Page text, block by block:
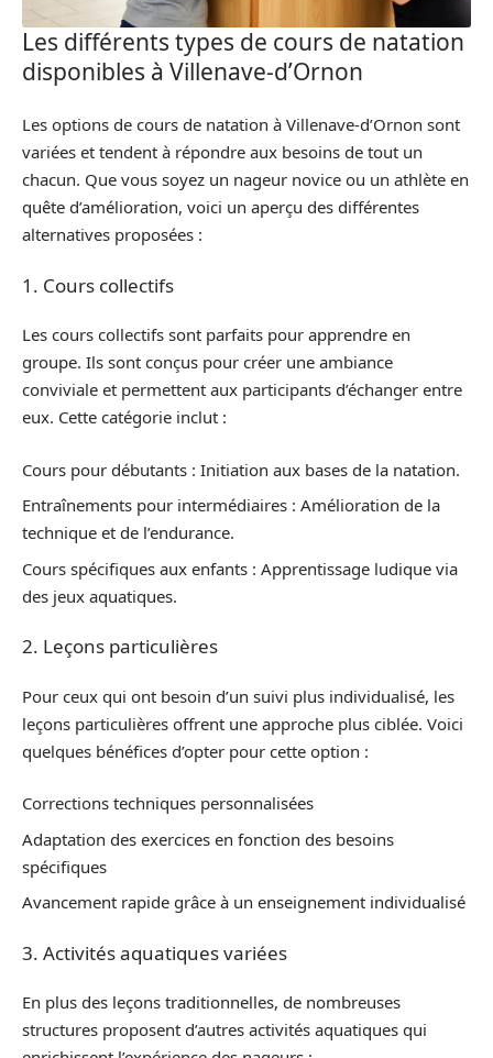
Les différents types de cours de natation
disponibles à Villenave-d’Ornon
Les options de cours de natation à Villenave-d’Ornon sont
variées et tendent à répondre aux besoins de tout un
chacun. Que vous soyez un nageur novice ou un athlète en
quête d’amélioration, voici un aperçu des différentes
alternatives proposées :
1. Cours collectifs
Les cours collectifs sont parfaits pour apprendre en
groupe. Ils sont conçus pour créer une ambiance
conviviale et permettent aux participants d’échanger entre
eux. Cette catégorie inclut :
Cours pour débutants : Initiation aux bases de la natation.
Entraînements pour intermédiaires : Amélioration de la
technique et de l’endurance.
Cours spécifiques aux enfants : Apprentissage ludique via
des jeux aquatiques.
2. Leçons particulières
Pour ceux qui ont besoin d’un suivi plus individualisé, les
leçons particulières offrent une approche plus ciblée. Voici
quelques bénéfices d’opter pour cette option :
Corrections techniques personnalisées
Adaptation des exercices en fonction des besoins
spécifiques
Avancement rapide grâce à un enseignement individualisé
3. Activités aquatiques variées
En plus des leçons traditionnelles, de nombreuses
structures proposent d’autres activités aquatiques qui